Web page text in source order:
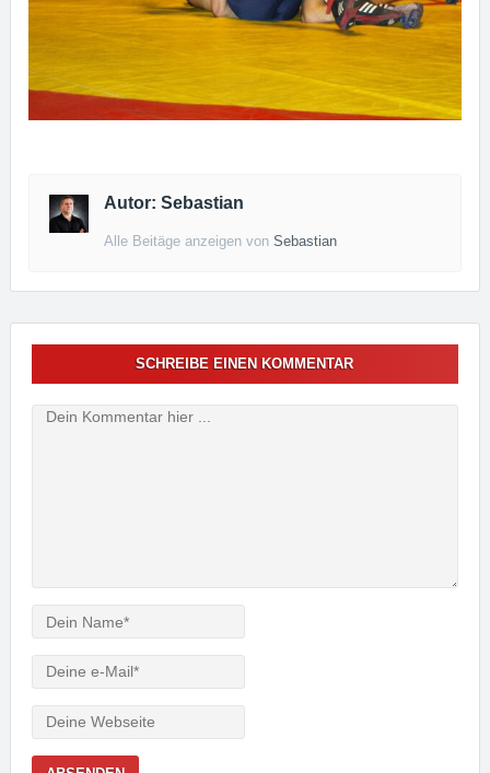
Autor: Sebastian
Alle Beitäge anzeigen vonSebastian
SCHREIBE EINEN KOMMENTAR
Verfasser
Mail
Webseite